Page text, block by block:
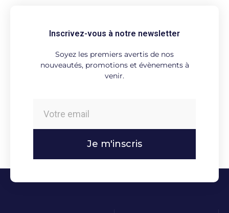
Inscrivez-vous à notre newsletter
Soyez les premiers avertis de nos
nouveautés, promotions et évènements à
venir.
Je m'inscris